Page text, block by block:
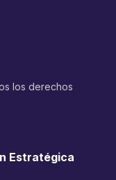
los derechos
Estratégica